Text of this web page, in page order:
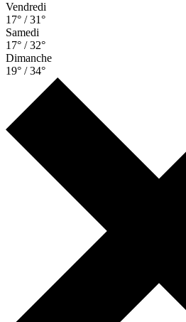
Vendredi
17° / 31°
Samedi
17° / 32°
Dimanche
19° / 34°